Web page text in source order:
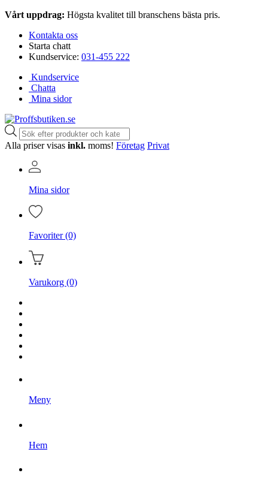
Vårt uppdrag: Högsta kvalitet till branschens bästa pris.
Kontakta oss
Starta chatt
Kundservice: 031-455 222
Kundservice
Chatta
Mina sidor
Produktsökning
Alla priser visas inkl. moms! Företag Privat
Mina sidor
Favoriter (0)
Varukorg (0)
Meny
Hem